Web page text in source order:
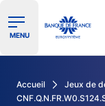
Ouvrir le menu
MENU
Accueil Jeux de